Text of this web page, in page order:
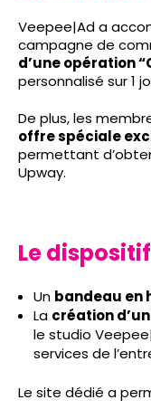
Veepee|Ad a
campagne de
d’une opération
personnalisé sur 1
De plus, les
offre spéciale
permettant
Upway.
Le dispositif
Un bandeau en
La création
le studio
services de
Le site dédié a